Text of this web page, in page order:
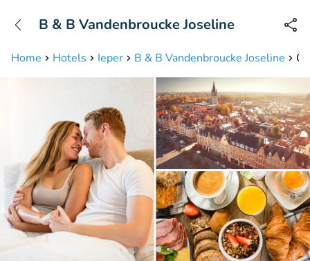
Bereikbaar tot 23:00 uur
Home Hotels Ieper B & B Vandenbroucke Joseline
B & B Vandenbroucke Joseline